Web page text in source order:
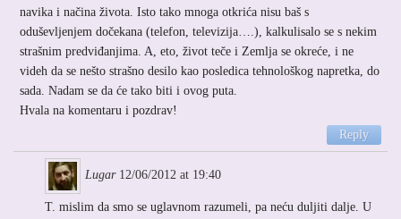
navika i načina života. Isto tako mnoga otkrića nisu baš s
oduševljenjem dočekana (telefon, televizija….), kalkulisalo se s nekim
strašnim predviđanjima. A, eto, život teče i Zemlja se okreće, i ne
videh da se nešto strašno desilo kao posledica tehnološkog napretka, do
sada. Nadam se da će tako biti i ovog puta.
Hvala na komentaru i pozdrav!
Reply
Lugar 12/06/2012 at 19:40
T. mislim da smo se uglavnom razumeli, pa neću duljiti dalje. U